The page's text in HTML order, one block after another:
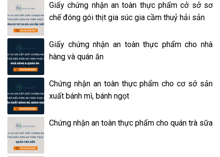
Giấy chứng nhận an toàn thực phẩm cở sở sơ
chế đóng gói thịt gia súc gia cầm thuỷ hải sản
Giấy chứng nhận an toàn thực phẩm cho nhà
hàng và quán ăn
Chứng nhận an toàn thực phẩm cho cơ sở sản
xuất bánh mì, bánh ngọt
Chứng nhận an toàn thực phẩm cho quán trà sữa